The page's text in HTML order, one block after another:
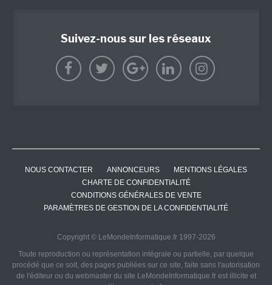
Suivez-nous sur les réseaux
NOUS CONTACTER ANNONCEURS
MENTIONS LÉGALES
CHARTE DE CONFIDENTIALITÉ
CONDITIONS GÉNÉRALES DE VENTE
PARAMÈTRES DE GESTION DE LA CONFIDENTIALITÉ
Copyright © LeMondeInformatique.fr 1997-2026
Toute reproduction ou représentation intégrale ou partielle, par quelque
procédé que ce soit, des pages publiées sur ce site, faite sans l'autorisation
de l'éditeur ou du webmaster du site LeMondeInformatique.fr est illicite et